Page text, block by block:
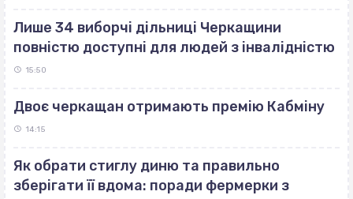
Лише 34 виборчі дільниці Черкащини
повністю доступні для людей з інвалідністю
15:50
Двоє черкащан отримають премію Кабміну
14:15
Як обрати стиглу диню та правильно
зберігати її вдома: поради фермерки з